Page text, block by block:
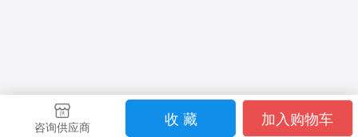
咨询供应商 收 藏 加入购物车